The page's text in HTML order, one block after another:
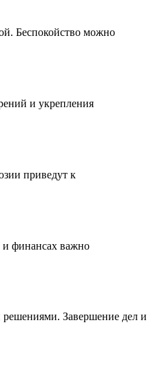
Беспокойство можно
и укрепления
приведут к
и финансах важно
решениями. Завершение дел и